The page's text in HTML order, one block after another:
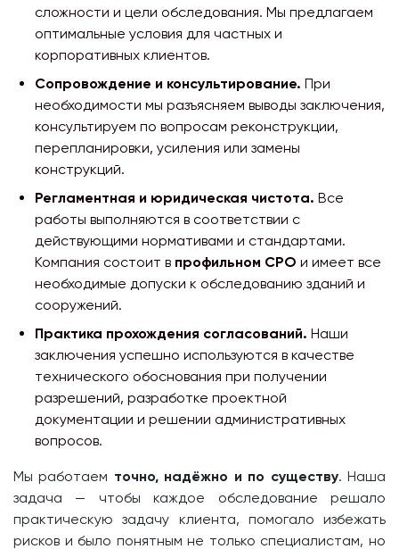
сложности и цели обследования. Мы предлагаем
оптимальные условия для частных и
корпоративных клиентов.
Сопровождение и консультирование. При
необходимости мы разъясняем выводы заключения,
консультируем по вопросам реконструкции,
перепланировки, усиления или замены
конструкций.
Регламентная и юридическая чистота. Все
работы выполняются в соответствии с
действующими нормативами и стандартами.
Компания состоит в профильном СРО и имеет все
необходимые допуски к обследованию зданий и
сооружений.
Практика прохождения согласований. Наши
заключения успешно используются в качестве
технического обоснования при получении
разрешений, разработке проектной
документации и решении административных
вопросов.
Мы работаем точно, надёжно и по существу. Наша
задача — чтобы каждое обследование решало
практическую задачу клиента, помогало избежать
рисков и было понятным не только специалистам, но